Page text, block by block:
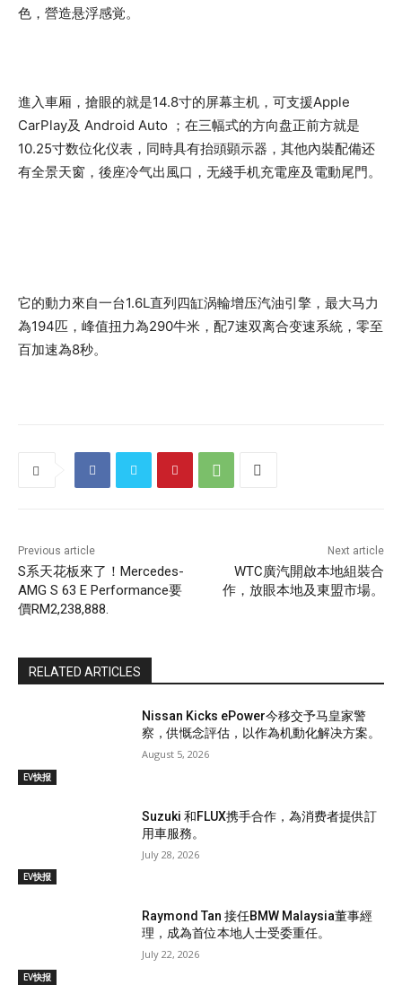
色，營造悬浮感覚。
進入車厢，搶眼的就是14.8寸的屏幕主机，可支援Apple
CarPlay及 Android Auto ；在三幅式的方向盘正前方就是
10.25寸数位化仪表，同時具有抬頭顕示器，其他內裝配備还
有全景天窗，後座冷气出風口，无綫手机充電座及電動尾門。
它的動力來自一台1.6L直列四缸涡輪增压汽油引擎，最大马力
為194匹，峰值扭力為290牛米，配7速双离合变速系統，零至
百加速為8秒。
Previous article
S系天花板來了！Mercedes-
AMG S 63 E Performance要
價RM2,238,888.
Next article
WTC廣汽開啟本地組裝合
作，放眼本地及東盟市場。
RELATED ARTICLES
EV快报
Nissan Kicks ePower今移交予马皇家警
察，供慨念評估，以作為机動化解决方案。
August 5, 2026
EV快报
Suzuki 和FLUX携手合作，為消费者提供訂
用車服務。
July 28, 2026
EV快报
Raymond Tan 接任BMW Malaysia董事經
理，成為首位本地人士受委重任。
July 22, 2026